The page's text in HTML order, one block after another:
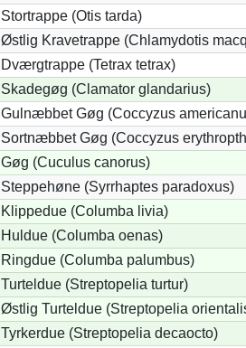
Stortrappe (Otis tarda)
Østlig Kravetrappe (Chlamydotis
Dværgtrappe (Tetrax tetrax)
Skadegøg (Clamator glandarius)
Gulnæbbet Gøg (Coccyzus
Sortnæbbet Gøg (Coccyzus
Gøg (Cuculus canorus)
Steppehøne (Syrrhaptes paradoxus)
Klippedue (Columba livia)
Huldue (Columba oenas)
Ringdue (Columba palumbus)
Turteldue (Streptopelia turtur)
Østlig Turteldue (Streptopelia
Tyrkerdue (Streptopelia decaocto)